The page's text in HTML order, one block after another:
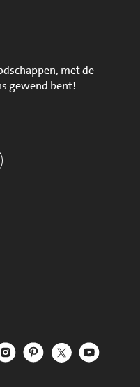
met de
gewend bent!
Instagram
Jumbo Pinterest
Jumbo Twitter
Jumbo